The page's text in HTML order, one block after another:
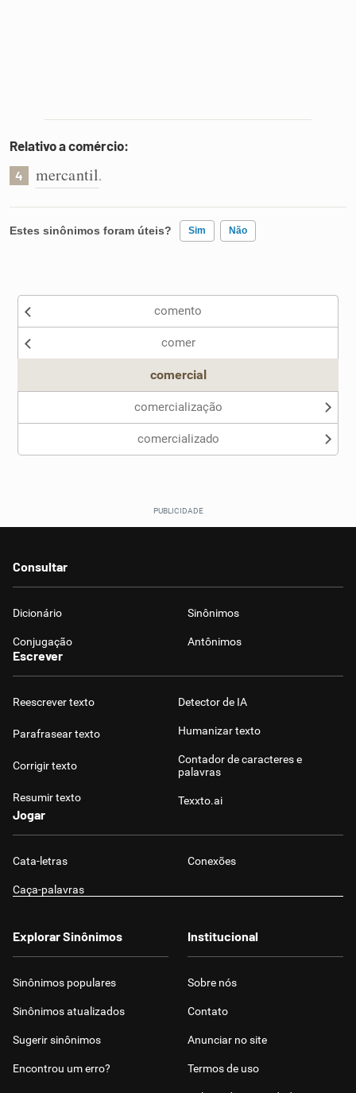
Relativo a comércio:
4 mercantil.
Estes sinônimos foram úteis? Sim Não
Nenhum dos sinônimos apresentados me ajudou
comento
comer
comercial
comercialização
comercializado
Consultar
Dicionário Sinônimos
Conjugação Antônimos
Escrever
Reescrever texto
Parafrasear texto
Corrigir texto
Resumir texto
Detector de IA
Humanizar texto
Contador de caracteres e
palavras
Texxto.ai
Jogar
Cata-letras Conexões
Caça-palavras
Explorar Sinônimos
Sinônimos populares
Sinônimos atualizados
Sugerir sinônimos
Encontrou um erro?
Institucional
Sobre nós
Contato
Anunciar no site
Termos de uso